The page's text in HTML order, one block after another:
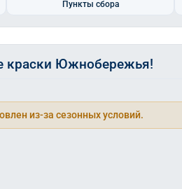
Пункты сбора
Южнобережья!
из-за сезонных условий.